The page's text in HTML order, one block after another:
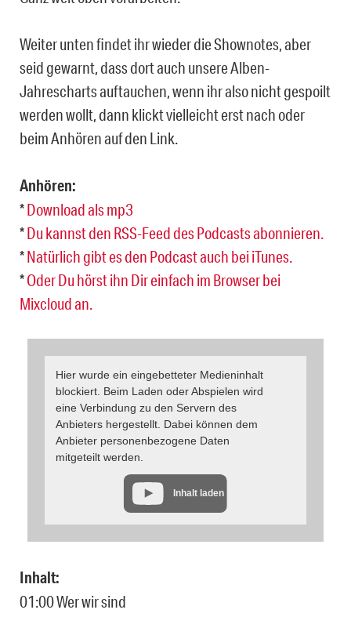
Weiter unten findet ihr wieder die Shownotes, aber
seid gewarnt, dass dort auch unsere Alben-
Jahrescharts auftauchen, wenn ihr also nicht gespoilt
werden wollt, dann klickt vielleicht erst nach oder
beim Anhören auf den Link.
Anhören:
*Download als mp3
*Du kannst den RSS-Feed des Podcasts abonnieren.
*Natürlich gibt es den Podcast auch bei iTunes.
*Oder Du hörst ihn Dir einfach im Browser bei
Mixcloud an.
Hier wurde ein eingebetteter Medieninhalt
blockiert. Beim Laden oder Abspielen wird
eine Verbindung zu den Servern des
Anbieters hergestellt. Dabei können dem
Anbieter personenbezogene Daten
mitgeteilt werden.
Inhalt laden
Inhalt:
01:00 Wer wir sind